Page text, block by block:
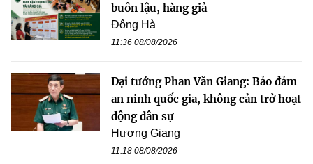
buôn lậu, hàng giả
Đông Hà
11:36 08/08/2026
Đại tướng Phan Văn Giang: Bảo đảm
an ninh quốc gia, không cản trở hoạt
động dân sự
Hương Giang
11:18 08/08/2026